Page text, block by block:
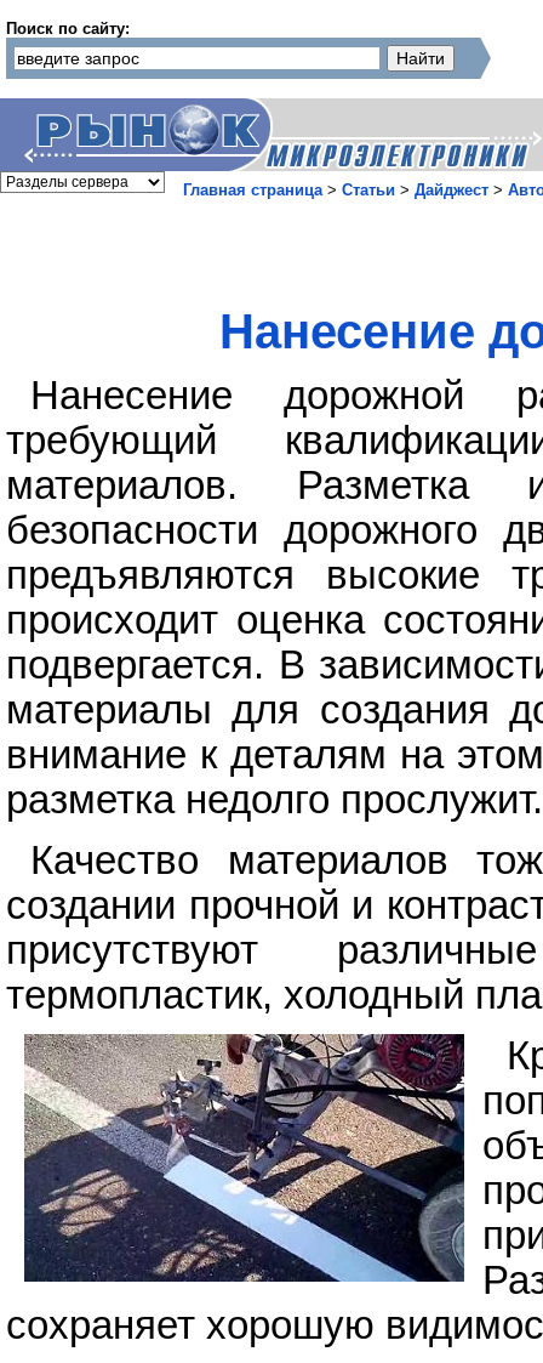
Поиск по сайту:
Главная страница> Статьи > Дайджест >
Нанесение
Нанесение дорожной
требующий
материалов.
безопасности дорожного
предъявляются высокие
происходит оценка
подвергается. В
материалы для создания
внимание к деталям на
разметка недолго прослужит.
Качество материалов
создании прочной и
присутствуют
термопластик, холодный
сохраняет хорошую